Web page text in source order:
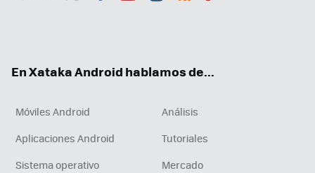
En Xataka Android hablamos de...
Móviles Android
Análisis
Aplicaciones Android
Tutoriales
Sistema operativo
Mercado